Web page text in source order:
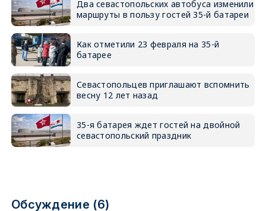
Два севастопольских автобуса изменили
маршруты в пользу гостей 35-й батареи
Как отметили 23 февраля на 35-й
батарее
Севастопольцев приглашают вспомнить
весну 12 лет назад
35-я батарея ждет гостей на двойной
севастопольский праздник
Обсуждение (6)